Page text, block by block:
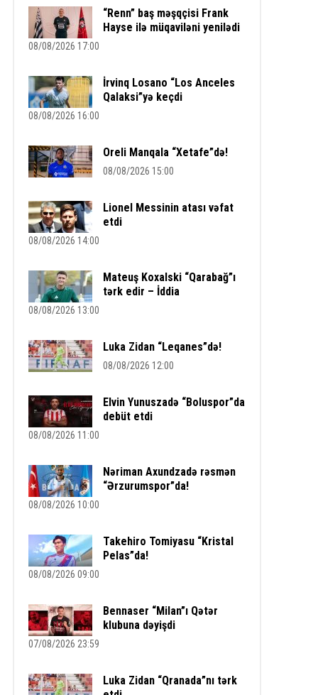
“Renn” baş məşqçisi Frank
Hayse ilə müqaviləni yenilədi
08/08/2026 17:00
İrvinq Losano “Los Anceles
Qalaksi”yə keçdi
08/08/2026 16:00
Oreli Manqala “Xetafe”də!
08/08/2026 15:00
Lionel Messinin atası vəfat
etdi
08/08/2026 14:00
Mateuş Koxalski “Qarabağ”ı
tərk edir – İddia
08/08/2026 13:00
Luka Zidan “Leqanes”də!
08/08/2026 12:00
Elvin Yunuszadə “Boluspor”da
debüt etdi
08/08/2026 11:00
Nəriman Axundzadə rəsmən
“Ərzurumspor”da!
08/08/2026 10:00
Takehiro Tomiyasu “Kristal
Pelas”da!
08/08/2026 09:00
Bennaser “Milan”ı Qətər
klubuna dəyişdi
07/08/2026 23:59
Luka Zidan “Qranada”nı tərk